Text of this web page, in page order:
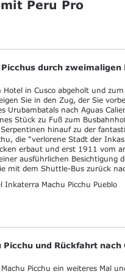
Peru Pro
durch zweimaligen
in Cusco abgeholt und
Sie in den Zug, der Sie
Urubambatals nach Aguas
Stück zu Fuß zum
hinauf zu der
die "verlorene Stadt der
erbaut und erst 1911 vom
ausführlichen Besichtigung
mit dem Shuttle-Bus zurück
Machu Picchu Pueblo
und Rückfahrt nach
Picchu ein weiteres Mal